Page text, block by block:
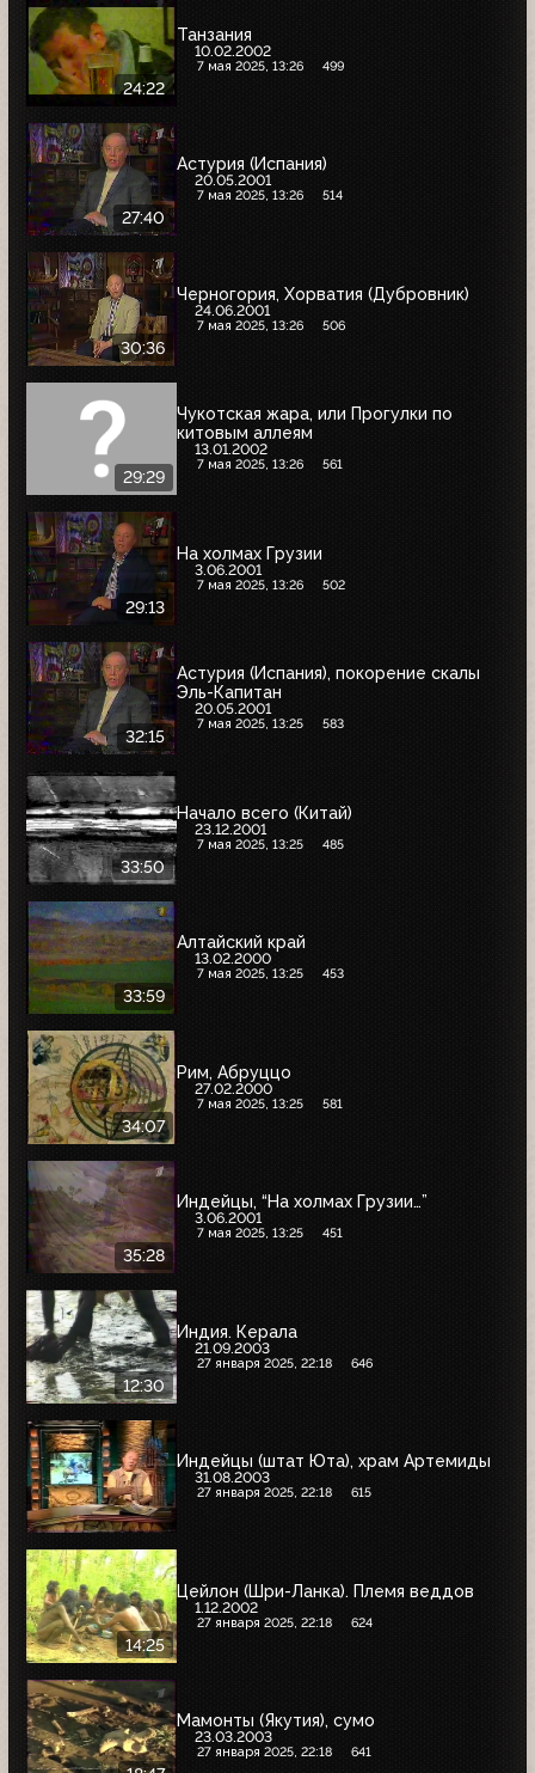
24:22
Танзания
10.02.2002
7 мая 2025, 13:26 499
27:40
Астурия (Испания)
20.05.2001
7 мая 2025, 13:26 514
30:36
Черногория, Хорватия (Дубровник)
24.06.2001
7 мая 2025, 13:26 506
29:29
Чукотская жара, или Прогулки по
китовым аллеям
13.01.2002
7 мая 2025, 13:26 561
29:13
На холмах Грузии
3.06.2001
7 мая 2025, 13:26 502
32:15
Астурия (Испания), покорение скалы
Эль-Капитан
20.05.2001
7 мая 2025, 13:25 583
33:50
Начало всего (Китай)
23.12.2001
7 мая 2025, 13:25 485
33:59
Алтайский край
13.02.2000
7 мая 2025, 13:25 453
34:07
Рим, Абруццо
27.02.2000
7 мая 2025, 13:25 581
35:28
Индейцы, “На холмах Грузии…”
3.06.2001
7 мая 2025, 13:25 451
12:30
Индия. Керала
21.09.2003
27 января 2025, 22:18 646
Индейцы (штат Юта), храм Артемиды
31.08.2003
27 января 2025, 22:18 615
14:25
Цейлон (Шри-Ланка). Племя веддов
1.12.2002
27 января 2025, 22:18 624
Мамонты (Якутия), сумо
23.03.2003
27 января 2025, 22:18 641